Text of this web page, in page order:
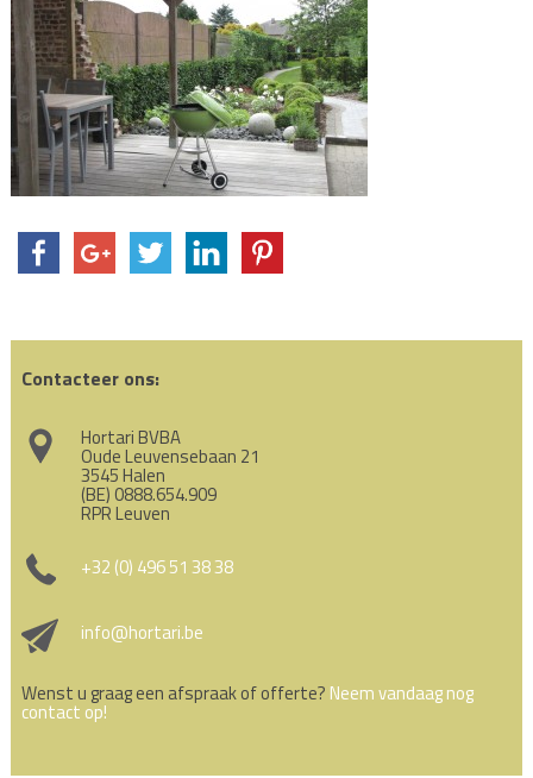
Contacteer ons:
Hortari BVBA
Oude Leuvensebaan 21
3545 Halen
(BE) 0888.654.909
RPR Leuven
+32 (0) 496 51 38 38
info@hortari.be
Wenst u graag een afspraak of offerte? Neem vandaag nog
contact op!